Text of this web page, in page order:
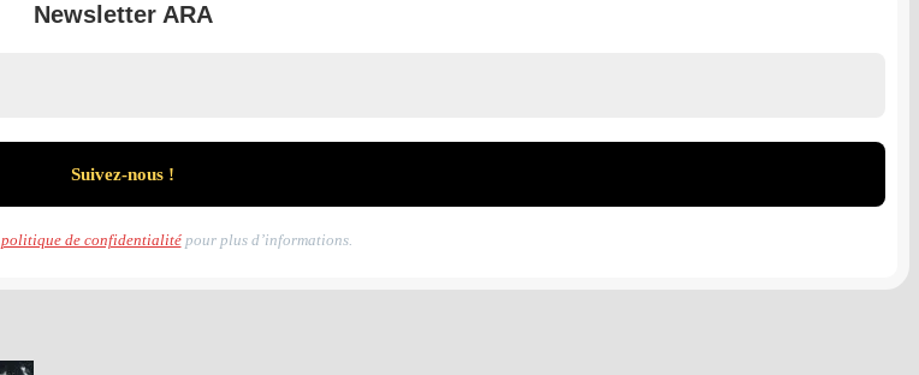
Newsletter ARA
politique de confidentialitépour plus d’informations.